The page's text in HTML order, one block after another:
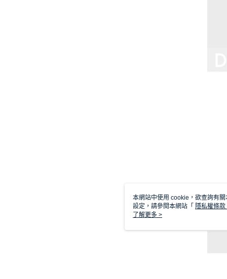
本網站中使用 cookie，欲查詢有
設定，請參閱本網站「 隱私權條款
使用 cookie。
了解更多 >